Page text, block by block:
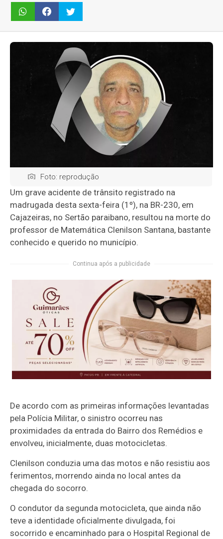
Foto: reprodução
Um grave acidente de trânsito registrado na
madrugada desta sexta-feira (1º), na BR-230, em
Cajazeiras, no Sertão paraibano, resultou na morte do
professor de Matemática Clenilson Santana, bastante
conhecido e querido no município.
Continua após a publicidade
De acordo com as primeiras informações levantadas
pela Polícia Militar, o sinistro ocorreu nas
proximidades da entrada do Bairro dos Remédios e
envolveu, inicialmente, duas motocicletas.
Clenilson conduzia uma das motos e não resistiu aos
ferimentos, morrendo ainda no local antes da
chegada do socorro.
O condutor da segunda motocicleta, que ainda não
teve a identidade oficialmente divulgada, foi
socorrido e encaminhado para o Hospital Regional de